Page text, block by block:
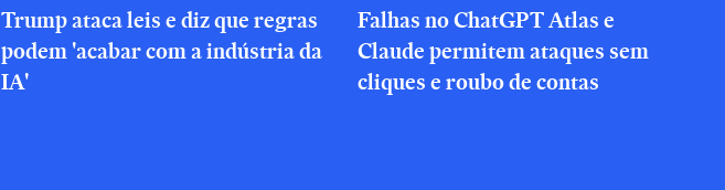
Trump ataca leis e diz que regras
podem 'acabar com a indústria da
IA'
Falhas no ChatGPT Atlas e
Claude permitem ataques sem
cliques e roubo de contas